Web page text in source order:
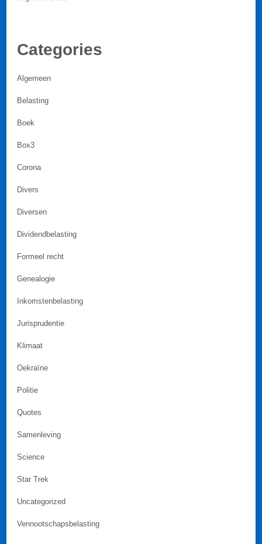
Categories
Algemeen
Belasting
Boek
Box3
Corona
Divers
Diversen
Dividendbelasting
Formeel recht
Genealogie
Inkomstenbelasting
Jurisprudentie
Klimaat
Oekraïne
Politie
Quotes
Samenleving
Science
Star Trek
Uncategorized
Vennootschapsbelasting